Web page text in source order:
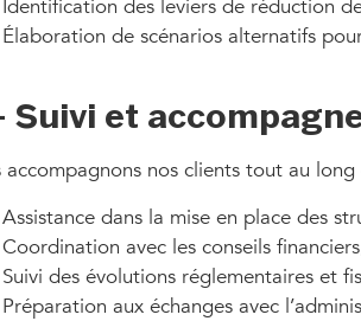
Identification des leviers de réduction
Élaboration de scénarios alternatifs
Suivi et
accompagnons nos clients tout au
Assistance dans la mise en place des
Coordination avec les conseils
Suivi des évolutions réglementaires et
Préparation aux échanges avec